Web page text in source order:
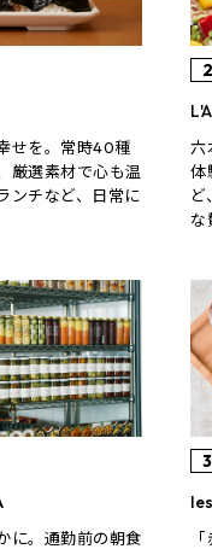
せを。常時40種
厳選素材で心も温
ンチなど、日常に
六
体
ど
な
に。通勤前の朝食